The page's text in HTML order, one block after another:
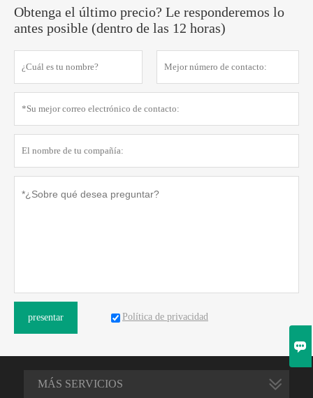
Obtenga el último precio? Le responderemos lo
antes posible (dentro de las 12 horas)
presentar Política de privacidad
MÁS SERVICIOS
